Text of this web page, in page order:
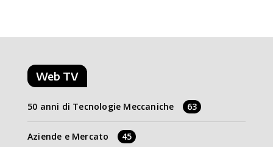
Web TV
50 anni di Tecnologie Meccaniche 63
Aziende e Mercato 45